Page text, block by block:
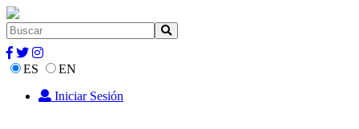
ES
EN
Iniciar Sesión